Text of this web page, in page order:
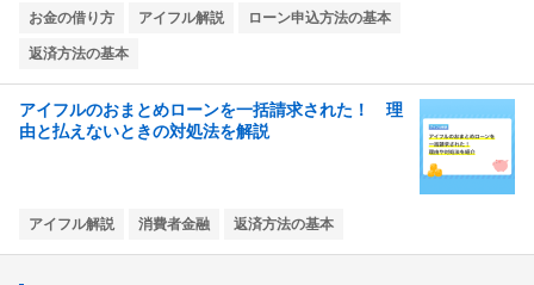
お金の借り方 アイフル解説 ローン申込方法の基本
返済方法の基本
アイフルのおまとめローンを一括請求された！ 理
由と払えないときの対処法を解説
アイフル解説 消費者金融 返済方法の基本